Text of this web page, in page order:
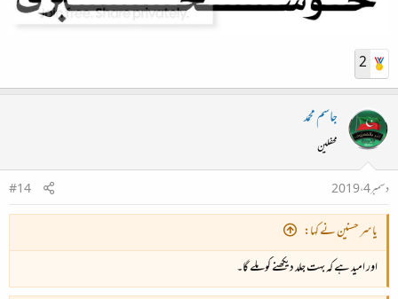
2
جاسم محمد
محفلین
دسمبر 4، 2019
#14
یاسر حسنین نے کہا:
اور امید ہے کہ بہت جلد دیکھنے کو ملے گا۔